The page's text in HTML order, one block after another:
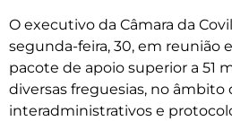
O executivo da Câmara da
segunda-feira, 30, em reunião
pacote de apoio superior a 51
diversas freguesias, no âmbito
interadministrativos e